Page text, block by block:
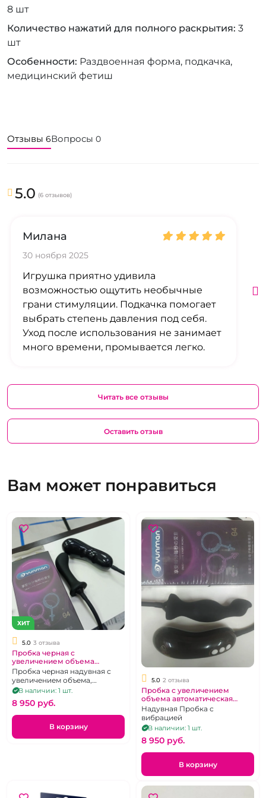
8 шт
Количество нажатий для полного раскрытия 3
шт
Особенности Раздвоенная форма, подкачка,
медицинский фетиш
Отзывы 6Вопросы 0
5.0 (6 отзывов)
Милана
30 ноября 2025
Игрушка приятно удивила
возможностью ощутить необычные
грани стимуляции. Подкачка помогает
выбрать степень давления под себя.
Уход после использования не занимает
много времени, промывается легко.
Читать все отзывы
Оставить отзыв
Вам может понравиться
ХИТ
5.0 3 отзыва
Пробка черная с
увеличением объема
автоматическая "Yunman"
Пробка черная надувная с
увеличением объема,
автоматическая
В наличии: 1 шт.
8 950 pуб.
В корзину
5.0 2 отзыва
Пробка с увеличением
объема автоматическая
"Yunman" черная
Надувная Пробка с
вибрацией
В наличии: 1 шт.
8 950 pуб.
В корзину